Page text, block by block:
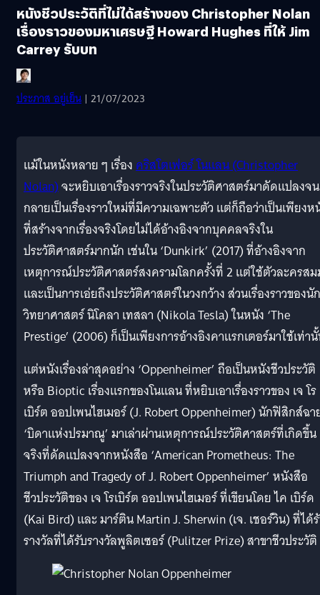
หนังชีวประวัติที่ไม่ได้สร้างของ Christopher Nolan
เรื่องราวของมหาเศรษฐี Howard Hughes ที่ให้ Jim
Carrey รับบท
ประภาส อยู่เย็น | 21/07/2023
แม้ในหนังหลาย ๆ เรื่องคริสโตเฟอร์ โนแลน (Christopher
Nolan)จะหยิบเอาเรื่องราวจริงในประวัติศาสตร์มาดัดแปลงจน
กลายเป็นเรื่องราวใหม่ที่มีความเฉพาะตัว แต่ก็ถือว่าเป็นเพียงห
ที่สร้างจากเรื่องจริงโดยไม่ได้อ้างอิงจากบุคคลจริงใน
ประวัติศาสตร์มากนัก เช่นใน ‘Dunkirk’ (2017) ที่อ้างอิงจาก
เหตุการณ์ประวัติศาสตร์สงครามโลกครั้งที่ 2 แต่ใช้ตัวละครส
และเป็นการเอ่ยถึงประวัติศาสตร์ในวงกว้าง ส่วนเรื่องราวของนัก
วิทยาศาสตร์ นิโคลา เทสลา (Nikola Tesla) ในหนัง ‘The
Prestige’ (2006) ก็เป็นเพียงการอ้างอิงคาแรกเตอร์มาใช้เท่า
แต่หนังเรื่องล่าสุดอย่าง ‘Oppenheimer’ ถือเป็นหนังชีวประวัติ
หรือ Bioptic เรื่องแรกของโนแลน ที่หยิบเอาเรื่องราวของ เจ โร
เบิร์ต ออปเพนไฮเมอร์ (J. Robert Oppenheimer) นักฟิสิกส์ฉา
‘บิดาแห่งปรมาณู’ มาเล่าผ่านเหตุการณ์ประวัติศาสตร์ที่เกิดขึ้น
จริงที่ดัดแปลงจากหนังสือ ‘American Prometheus: The
Triumph and Tragedy of J. Robert Oppenheimer’ หนังสือ
ชีวประวัติของ เจ โรเบิร์ต ออปเพนไฮเมอร์ ที่เขียนโดย ไค เบิร์ด
(Kai Bird) และ มาร์ติน Martin J. Sherwin (เจ. เชอร์วิน) ที่ได้
รางวัลที่ได้รับรางวัลพูลิตเซอร์ (Pulitzer Prize) สาขาชีวประวัติ